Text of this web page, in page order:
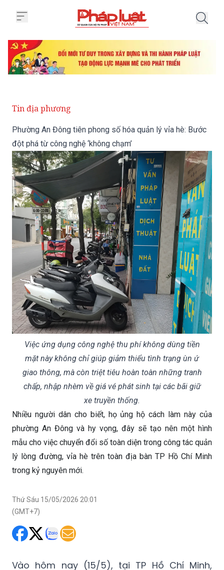
Tin địa phương
Phường An Đông tiên phong số hóa quản lý vỉa hè: Bước
đột phá từ công nghệ ‘không chạm’
Việc ứng dụng công nghệ thu phí không dùng tiền
mặt này không chỉ giúp giảm thiểu tình trạng ùn ứ
giao thông, mà còn triệt tiêu hoàn toàn những tranh
chấp, nhập nhèm về giá vé phát sinh tại các bãi giữ
xe truyền thống.
Nhiều người dân cho biết, họ ủng hộ cách làm này của
phường An Đông và hy vọng, đây sẽ tạo nên một hình
mẫu cho việc chuyển đổi số toàn diện trong công tác quản
lý lòng đường, vỉa hè trên toàn địa bàn TP Hồ Chí Minh
trong kỷ nguyên mới.
Thứ Sáu 15/05/2026 20:01
(GMT+7)
Vào hôm nay (15/5), tại TP Hồ Chí Minh,